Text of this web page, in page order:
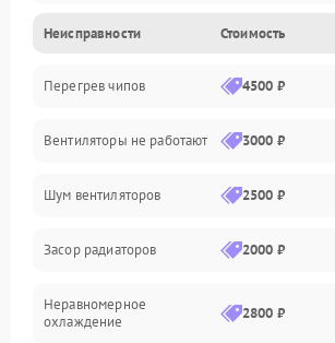
Хеш-платы
Механические повреждения
Электроника
Электрика
Программное обеспечение
Химическая
Неисправности Стоимость
Перегрев чипов 4500 ₽
Вентиляторы не работают 3000 ₽
Шум вентиляторов 2500 ₽
Засор радиаторов 2000 ₽
Неравномерное
охлаждение
2800 ₽